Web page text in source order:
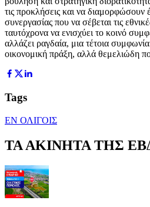
τις προκλήσεις και να διαμορφώσουν
συνεργασίας που να σέβεται τις
ταυτόχρονα να ενισχύει το κοινό
αλλάζει ραγδαία, μια τέτοια
οικονομική πράξη, αλλά θεμελιώδη
Tags
ΕΝ ΟΛΙΓΟΙΣ
ΤΑ ΑΚΙΝΗΤΑ ΤΗΣ